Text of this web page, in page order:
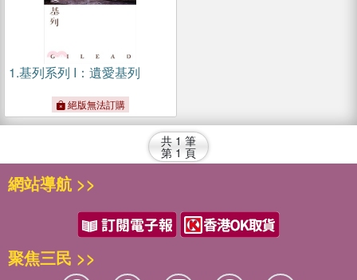
1.基列系列 I：遺愛基列
絕版無法訂購
共 1 筆
第 1 頁
網站導航 >>
聚焦三民 >>